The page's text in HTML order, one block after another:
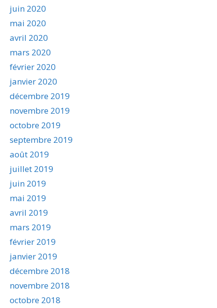
juin 2020
mai 2020
avril 2020
mars 2020
février 2020
janvier 2020
décembre 2019
novembre 2019
octobre 2019
septembre 2019
août 2019
juillet 2019
juin 2019
mai 2019
avril 2019
mars 2019
février 2019
janvier 2019
décembre 2018
novembre 2018
octobre 2018